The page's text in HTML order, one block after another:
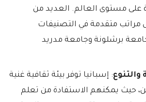
على مستوى العالم. العديد من
مراتب متقدمة في التصنيفات
برشلونة وجامعة مدريد
والتنوع: إسبانيا توفر بيئة ثقافية غنية
حيث يمكنهم الاستفادة من تعلم